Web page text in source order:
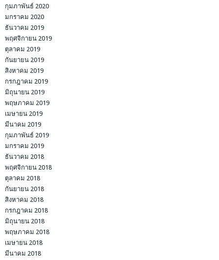
กุมภาพันธ์ 2020
มกราคม 2020
ธันวาคม 2019
พฤศจิกายน 2019
ตุลาคม 2019
กันยายน 2019
สิงหาคม 2019
กรกฎาคม 2019
มิถุนายน 2019
พฤษภาคม 2019
เมษายน 2019
มีนาคม 2019
กุมภาพันธ์ 2019
มกราคม 2019
ธันวาคม 2018
พฤศจิกายน 2018
ตุลาคม 2018
กันยายน 2018
สิงหาคม 2018
กรกฎาคม 2018
มิถุนายน 2018
พฤษภาคม 2018
เมษายน 2018
มีนาคม 2018